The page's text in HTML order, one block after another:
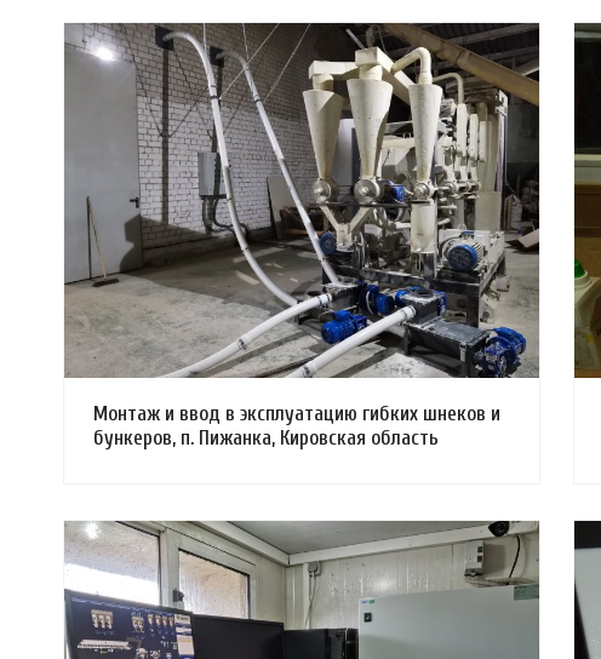
Смотреть проект
Монтаж и ввод в эксплуатацию гибких шнеков и
бункеров, п. Пижанка, Кировская область